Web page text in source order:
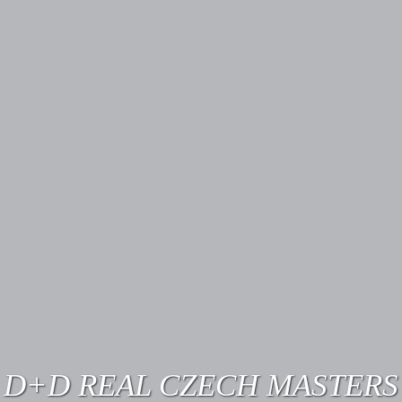
D+D REAL CZECH MASTERS